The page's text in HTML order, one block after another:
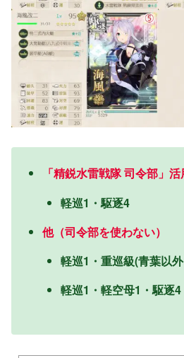
「精鋭水雷戦隊 司令部」活
軽巡1・駆逐4
他（司令部を使わない）
軽巡1・重巡級(青葉以
軽巡1・軽空母1・駆逐4